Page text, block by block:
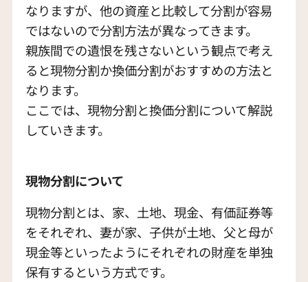
なりますが、他の資産と比較して分割が容易
ではないので分割方法が異なってきます。
親族間での遺恨を残さないという観点で考え
ると現物分割か換価分割がおすすめの方法と
なります。
ここでは、現物分割と換価分割について解説
していきます。
現物分割について
現物分割とは、家、土地、現金、有価証券等
をそれぞれ、妻が家、子供が土地、父と母が
現金等といったようにそれぞれの財産を単独
保有するという方式です。